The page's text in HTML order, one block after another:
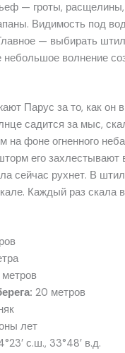
— гроты, расщелины,
Видимость под
— выбирать
небольшое волнение
Парус за то, как он
садится за мыс,
на фоне огненного
его захлестывают
сейчас рухнет. В
Каждый раз скала
метров
20 метров
лет
с.ш., 33°48′ в.д.